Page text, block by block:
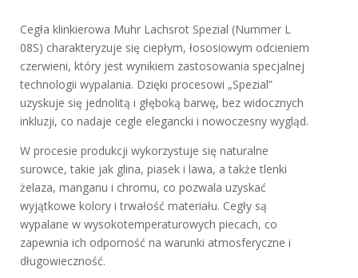
Cegła klinkierowa Muhr Lachsrot Spezial (Nummer L
08S) charakteryzuje się ciepłym, łososiowym odcieniem
czerwieni, który jest wynikiem zastosowania specjalnej
technologii wypalania. Dzięki procesowi „Spezial”
uzyskuje się jednolitą i głęboką barwę, bez widocznych
inkluzji, co nadaje cegle elegancki i nowoczesny wygląd.
W procesie produkcji wykorzystuje się naturalne
surowce, takie jak glina, piasek i lawa, a także tlenki
żelaza, manganu i chromu, co pozwala uzyskać
wyjątkowe kolory i trwałość materiału. Cegły są
wypalane w wysokotemperaturowych piecach, co
zapewnia ich odporność na warunki atmosferyczne i
długowieczność.